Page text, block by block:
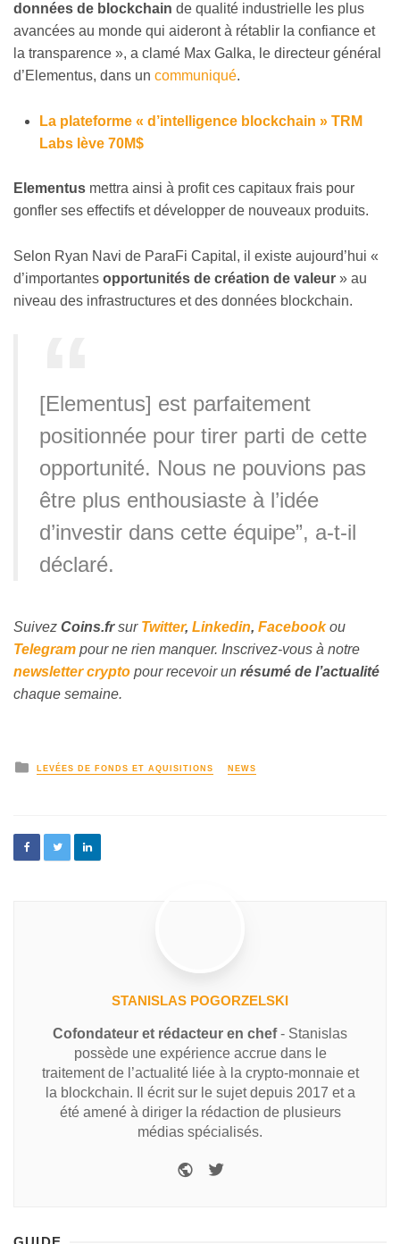
données de blockchain de qualité industrielle les plus
avancées au monde qui aideront à rétablir la confiance et
la transparence », a clamé Max Galka, le directeur général
d’Elementus, dans un communiqué.
La plateforme « d’intelligence blockchain » TRM
Labs lève 70M$
Elementus mettra ainsi à profit ces capitaux frais pour
gonfler ses effectifs et développer de nouveaux produits.
Selon Ryan Navi de ParaFi Capital, il existe aujourd’hui «
d’importantes opportunités de création de valeur » au
niveau des infrastructures et des données blockchain.
[Elementus] est parfaitement
positionnée pour tirer parti de cette
opportunité. Nous ne pouvions pas
être plus enthousiaste à l’idée
d’investir dans cette équipe”, a-t-il
déclaré.
Suivez Coins.frsur Twitter, Linkedin, Facebookou
Telegram pour ne rien manquer. Inscrivez-vous à notre
newsletter crypto pour recevoir un résumé de l’actualité
chaque semaine.
LEVÉES DE FONDS ET AQUISITIONS NEWS
STANISLAS POGORZELSKI
Cofondateur et rédacteur en chef- Stanislas
possède une expérience accrue dans le
traitement de l’actualité liée à la crypto-monnaie et
la blockchain. Il écrit sur le sujet depuis 2017 et a
été amené à diriger la rédaction de plusieurs
médias spécialisés.